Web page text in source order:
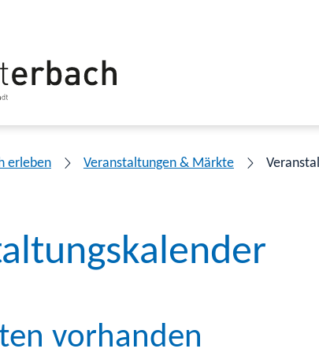
erleben Veranstaltungen & Märkte
vorhanden